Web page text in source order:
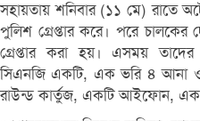
সহায়তায় শনিবার (১১ মে) রাতে
পুলিশ গ্রেপ্তার করে। পরে
গ্রেপ্তার করা হয়। এসময়
সিএনজি একটি, এক ভরি ৪ আনা
রাউন্ড কার্তুজ, একটি আইফোন,